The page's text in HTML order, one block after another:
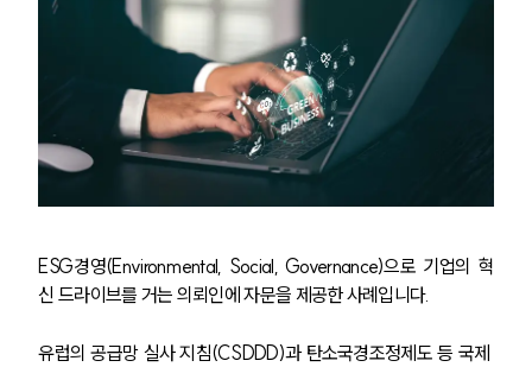
ESG경영(Environmental, Social, Governance)으로 기업의 혁
신 드라이브를 거는 의뢰인에 자문을 제공한 사례입니다.
유럽의 공급망 실사 지침(CSDDD)과 탄소국경조정제도 등 국제